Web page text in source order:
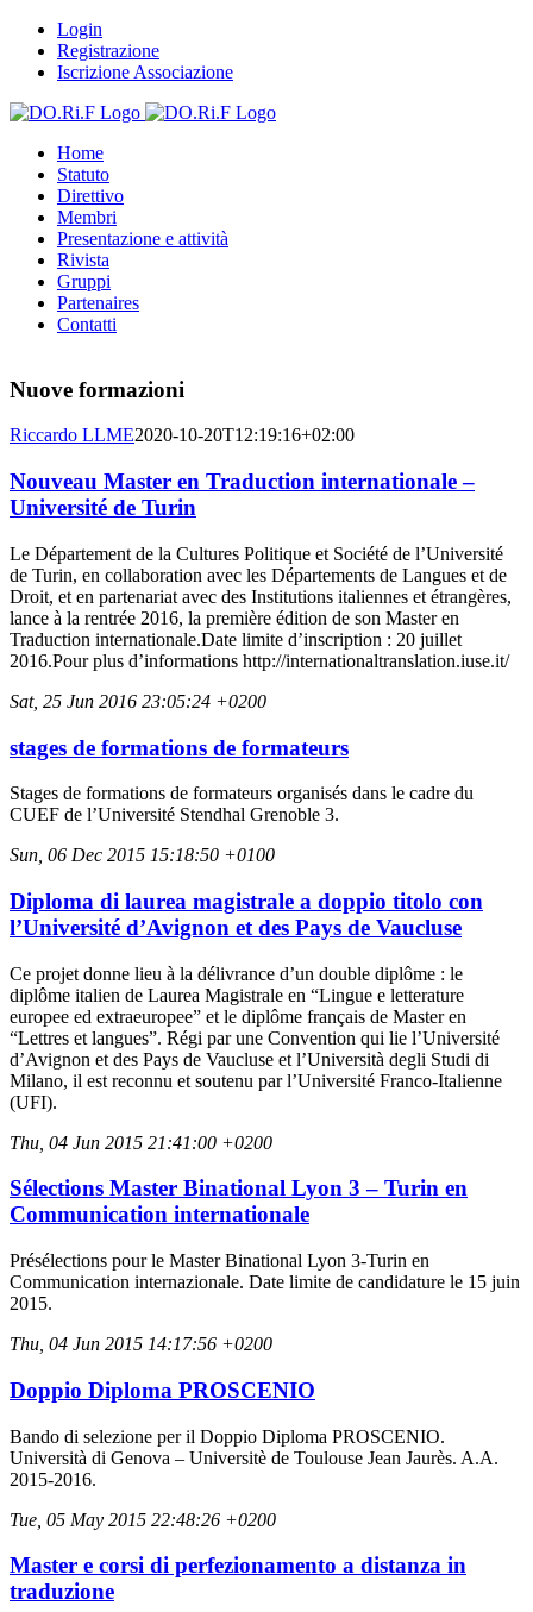
Salta
contenuto
Login
Registrazione
Iscrizione Associazione
Home
Statuto
Direttivo
Membri
Presentazione e attività
Rivista
Gruppi
Partenaires
Contatti
Nuove formazioni
Riccardo LLME2020-10-20T12:19:16+02:00
Nouveau Master en Traduction internationale –
Université de Turin
Le Département de la Cultures Politique et Société de l’Université
de Turin, en collaboration avec les Départements de Langues et de
Droit, et en partenariat avec des Institutions italiennes et étrangères,
lance à la rentrée 2016, la première édition de son Master en
Traduction internationale.Date limite d’inscription : 20 juillet
2016.Pour plus d’informations http://internationaltranslation.iuse.it/
Sat, 25 Jun 2016 23:05:24 +0200
stages de formations de formateurs
Stages de formations de formateurs organisés dans le cadre du
CUEF de l’Université Stendhal Grenoble 3.
Sun, 06 Dec 2015 15:18:50 +0100
Diploma di laurea magistrale a doppio titolo con
l’Université d’Avignon et des Pays de Vaucluse
Ce projet donne lieu à la délivrance d’un double diplôme : le
diplôme italien de Laurea Magistrale en “Lingue e letterature
europee ed extraeuropee” et le diplôme français de Master en
“Lettres et langues”. Régi par une Convention qui lie l’Université
d’Avignon et des Pays de Vaucluse et l’Università degli Studi di
Milano, il est reconnu et soutenu par l’Université Franco-Italienne
(UFI).
Thu, 04 Jun 2015 21:41:00 +0200
Sélections Master Binational Lyon 3 – Turin en
Communication internationale
Présélections pour le Master Binational Lyon 3-Turin en
Communication internazionale. Date limite de candidature le 15 juin
2015.
Thu, 04 Jun 2015 14:17:56 +0200
Doppio Diploma PROSCENIO
Bando di selezione per il Doppio Diploma PROSCENIO.
Università di Genova – Universitè de Toulouse Jean Jaurès. A.A.
2015-2016.
Tue, 05 May 2015 22:48:26 +0200
Master e corsi di perfezionamento a distanza in
traduzione